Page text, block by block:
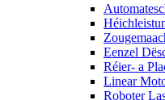
Eenzel
Réier- a
Linear
Roboter